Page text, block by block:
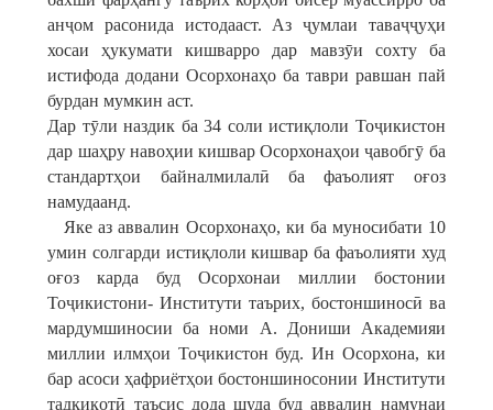
анҷом расонида истодааст. Аз ҷумлаи таваҷҷуҳи
хосаи ҳукумати кишварро дар мавзӯи сохту ба
истифода додани Осорхонаҳо ба таври равшан пай
бурдан мумкин аст.
Дар тӯли наздик ба 34 соли истиқлоли Тоҷикистон
дар шаҳру навоҳии кишвар Осорхонаҳои ҷавобгӯ ба
стандартҳои байналмилалӣ ба фаъолият оғоз
намудаанд.
Яке аз аввалин Осорхонаҳо, ки ба муносибати 10
умин солгарди истиқлоли кишвар ба фаъолияти худ
оғоз карда буд Осорхонаи миллии бостонии
Тоҷикистони- Институти таърих, бостоншиносӣ ва
мардумшиносии ба номи А. Дониши Академияи
миллии илмҳои Тоҷикистон буд. Ин Осорхона, ки
бар асоси ҳафриётҳои бостоншиносонии Институти
тадқиқотӣ таъсис дода шуда буд аввалин намунаи